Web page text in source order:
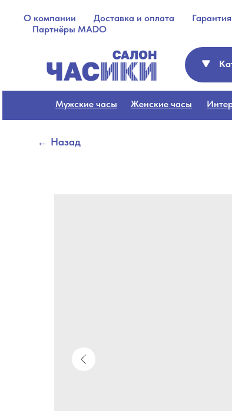
О компании Доставка и оплата Гарантия
Партнёры MADO
Мужские часы Женские часы
← Назад